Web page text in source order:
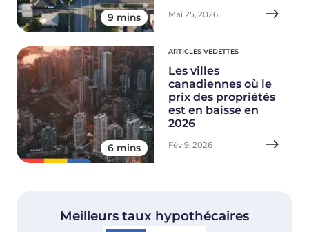
9 mins Mai 25, 2026
6 mins
ARTICLES VEDETTES
Les villes
canadiennes où le
prix des propriétés
est en baisse en
2026
Fév 9, 2026
Meilleurs taux hypothécaires